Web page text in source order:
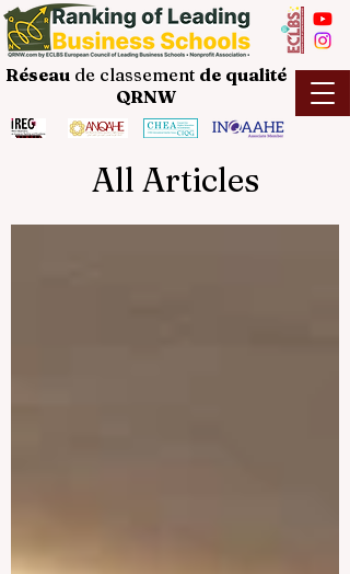
Réseau de classement de qualité
QRNW
All Articles